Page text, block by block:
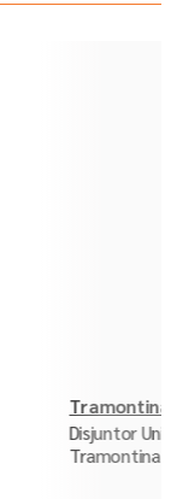
Tramontina
Disjuntor
Tramontina